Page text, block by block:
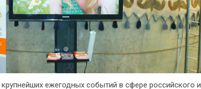
ежегодных событий в сфере российского и